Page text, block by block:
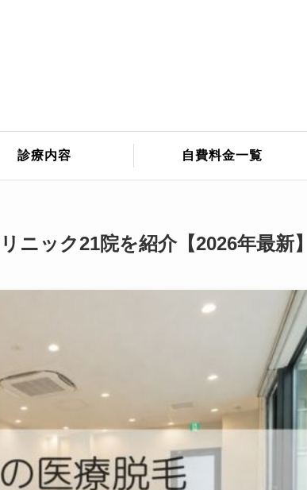
診療内容 自費料金一覧
ニック21院を紹介【2026年最新】